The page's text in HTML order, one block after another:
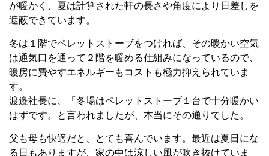
が暖かく、夏は計算された軒の長さや角度により日差しを
遮蔽できています。
冬は１階でペレットストーブをつければ、その暖かい空気
は通気口を通って２階を暖める仕組みになっているので、
暖房に費やすエネルギーもコストも極力抑えられていま
す。
渡邉社長に、「冬場はペレットストーブ１台で十分暖かい
はずです。と言われましたが、本当にその通りでした。
父も母も快適だと、とても喜んでいます。最近は夏日にな
る日もありますが、家の中は涼しい風が吹き抜けていま